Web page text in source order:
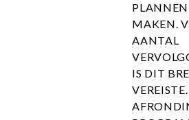
MAKEN.
AANTAL
IS DIT